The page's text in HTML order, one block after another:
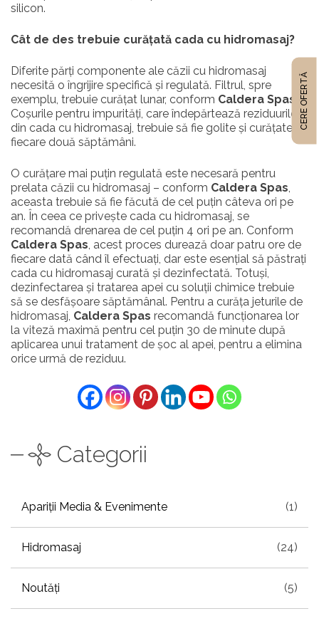
silicon.
Cât de des trebuie curățată cada cu hidromasaj?
Diferite părți componente ale căzii cu hidromasaj
necesită o îngrijire specifică și regulată. Filtrul, spre
exemplu, trebuie curățat lunar, conform Caldera Spas
Coșurile pentru impurități, care îndepărtează reziduurile
din cada cu hidromasaj, trebuie să fie golite și curățate la
fiecare două săptămâni.
O curățare mai puțin regulată este necesară pentru
prelata căzii cu hidromasaj – conform Caldera Spas,
aceasta trebuie să fie făcută de cel puțin câteva ori pe
an. În ceea ce privește cada cu hidromasaj, se
recomandă drenarea de cel puțin 4 ori pe an. Conform
Caldera Spas, acest proces durează doar patru ore de
fiecare dată când îl efectuați, dar este esențial să păstrați
cada cu hidromasaj curată și dezinfectată. Totuși,
dezinfectarea și tratarea apei cu soluții chimice trebuie
să se desfășoare săptămânal. Pentru a curăța jeturile de
hidromasaj, Caldera Spas recomandă funcționarea lor
la viteză maximă pentru cel puțin 30 de minute după
aplicarea unui tratament de șoc al apei, pentru a elimina
orice urmă de reziduu.
Categorii
Apariții Media & Evenimente (1)
Hidromasaj (24)
Noutăți (5)
CERE OFERTĂ